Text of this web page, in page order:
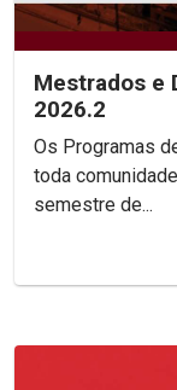
Mestrados e
2026.2
Os Programas
toda
semestre de...